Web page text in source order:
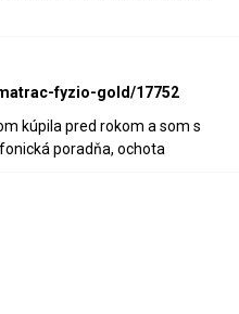
fyzio-gold/17752
kúpila pred rokom a som s
poradňa, ochota